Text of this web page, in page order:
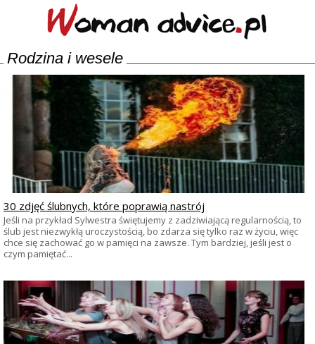
Rodzina i wesele
30 zdjęć ślubnych, które poprawią nastrój
Jeśli na przykład Sylwestra świętujemy z zadziwiającą regularnością, to
ślub jest niezwykłą uroczystością, bo zdarza się tylko raz w życiu, więc
chce się zachować go w pamięci na zawsze. Tym bardziej, jeśli jest o
czym pamiętać...